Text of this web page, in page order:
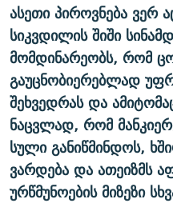
ასეთი პიროვნება ვერ
სიკვდილის შიში
მომდინარეობს, რომ
გაუცნობიერებლად
შეხვედრას და
ნაცვლად, რომ
სული განიწმინდოს,
ვარდება და ათეიზმს
ურწმუნოების მიზეზი